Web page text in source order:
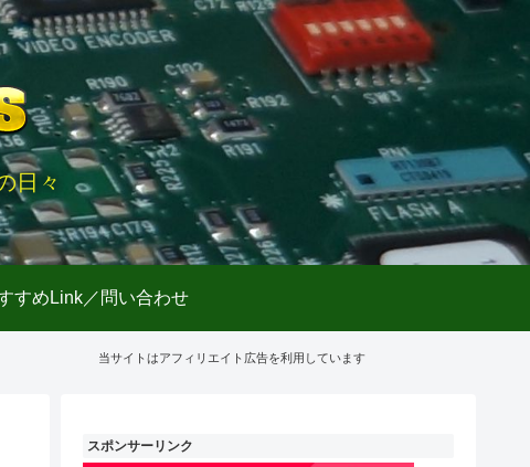
日々
すめLink／問い合わせ
当サイトはアフィリエイト広告を利用しています
スポンサーリンク